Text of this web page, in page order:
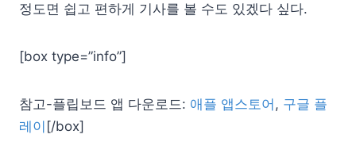
정도면 쉽고 편하게 기사를 볼 수도 있겠다 싶다.
[box type=”info”]
참고-플립보드 앱 다운로드: 애플 앱스토어 , 구글 플
레이 [/box]